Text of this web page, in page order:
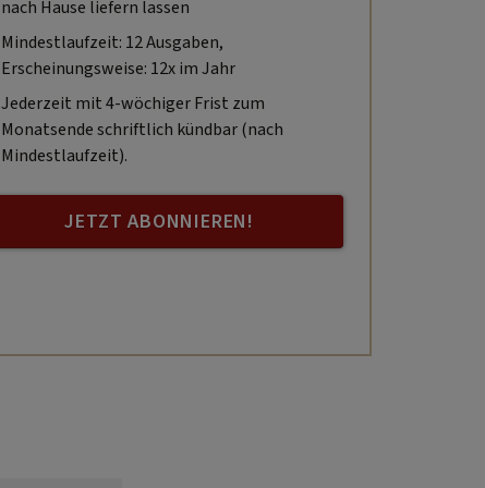
nach Hause liefern lassen
Mindestlaufzeit: 12 Ausgaben,
Erscheinungsweise: 12x im Jahr
Jederzeit mit 4-wöchiger Frist zum
Monatsende schriftlich kündbar (nach
Mindestlaufzeit).
JETZT ABONNIEREN!